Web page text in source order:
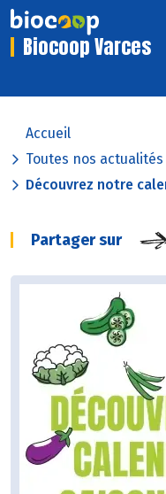
Biocoop Varces
Accueil
Toutes nos actualités
Découvrez notre
Partager sur